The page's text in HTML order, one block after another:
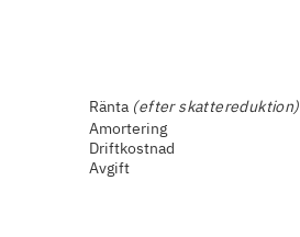
Ränta (efter skattereduktion)
Amortering
Driftkostnad
Avgift